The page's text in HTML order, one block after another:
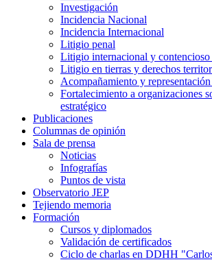
Investigación
Incidencia Nacional
Incidencia Internacional
Litigio penal
Litigio internacional y
Litigio en tierras y derechos
Acompañamiento y
Fortalecimiento a organizaciones
estratégico
Publicaciones
Columnas de opinión
Sala de prensa
Noticias
Infografías
Puntos de vista
Observatorio JEP
Tejiendo memoria
Formación
Cursos y diplomados
Validación de certificados
Ciclo de charlas en DDHH